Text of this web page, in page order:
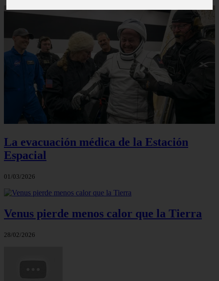
La evacuación médica de la Estación
Espacial
01/03/2026
Venus pierde menos calor que la Tierra
28/02/2026